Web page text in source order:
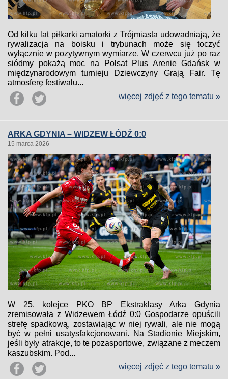
Od kilku lat piłkarki amatorki z Trójmiasta udowadniają, że
rywalizacja na boisku i trybunach może się toczyć
wyłącznie w pozytywnym wymiarze. W czerwcu już po raz
siódmy pokażą moc na Polsat Plus Arenie Gdańsk w
międzynarodowym turnieju Dziewczyny Grają Fair. Tę
atmosferę festiwalu...
więcej zdjęć z tego tematu »
ARKA GDYNIA – WIDZEW ŁÓDŹ 0:0
15 marca 2026
W 25. kolejce PKO BP Ekstraklasy Arka Gdynia
zremisowała z Widzewem Łódź 0:0 Gospodarze opuścili
strefę spadkową, zostawiając w niej rywali, ale nie mogą
być w pełni usatysfakcjonowani. Na Stadionie Miejskim,
jeśli były atrakcje, to te pozasportowe, związane z meczem
kaszubskim. Pod...
więcej zdjęć z tego tematu »